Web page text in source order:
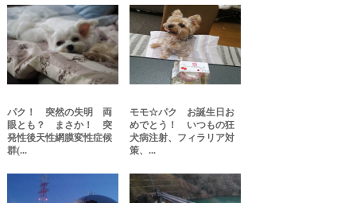
パク！ 突然の失明 両
眼とも？ まさか！ 突
発性後天性網膜変性症候
群(...
モモ☆パク お誕生日お
めでとう！ いつもの狂
犬病注射、フィラリア対
策、...